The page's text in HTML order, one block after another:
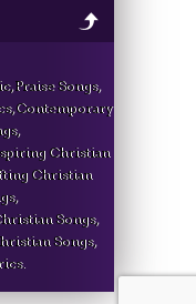
Praise Songs,
Contemporary
Christian
Christian
Songs,
Songs,